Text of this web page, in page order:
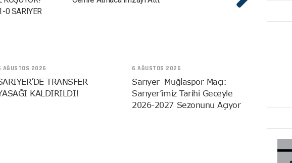
0 SARIYER
AĞUSTOS 2026
TRANSFER
KALDIRILDI!
6 AĞUSTOS 2026
Sarıyer–Muğlaspor Maçı:
Sarıyer’imiz Tarihi Geceyle
2026-2027 Sezonunu Açıyor